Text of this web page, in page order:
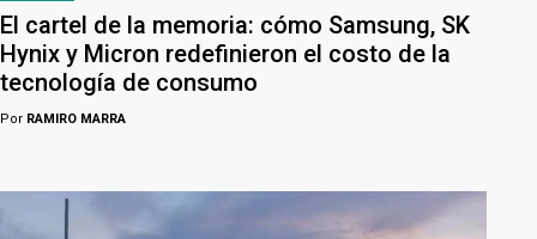
El cartel de la memoria: cómo Samsung, SK
Hynix y Micron redefinieron el costo de la
tecnología de consumo
Por RAMIRO MARRA